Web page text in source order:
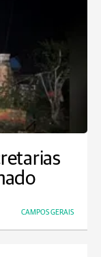
CAMPOS GERAIS